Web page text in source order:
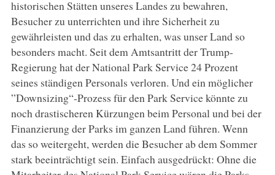
historischen Stätten unseres Landes zu bewahren,
Besucher zu unterrichten und ihre Sicherheit zu
gewährleisten und das zu erhalten, was unser Land so
besonders macht. Seit dem Amtsantritt der Trump-
Regierung hat der National Park Service 24 Prozent
seines ständigen Personals verloren. Und ein möglicher
”Downsizing“-Prozess für den Park Service könnte zu
noch drastischeren Kürzungen beim Personal und bei der
Finanzierung der Parks im ganzen Land führen. Wenn
das so weitergeht, werden die Besucher ab dem Sommer
stark beeinträchtigt sein. Einfach ausgedrückt: Ohne die